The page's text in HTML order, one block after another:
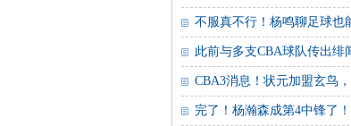
不服真不行！杨鸣聊足球也
此前与多支CBA球队传出
CBA3消息！状元加盟玄鸟
完了！杨瀚森成第4中锋了！